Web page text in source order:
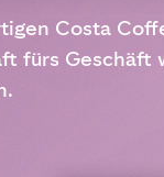
Costa
fürs Geschäft